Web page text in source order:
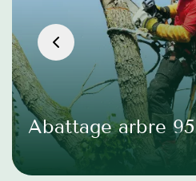
Abattage arbre 95